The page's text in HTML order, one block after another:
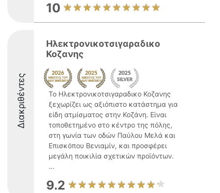
10
Διακριθέντες
Ηλεκτρονικοτσιγαραδικο
Κοζανης
Το Ηλεκτρονικοτσιγαραδικο Κοζανης
ξεχωρίζει ως αξιόπιστο κατάστημα για
είδη ατμίσματος στην Κοζάνη. Είναι
τοποθετημένο στο κέντρο της πόλης,
στη γωνία των οδών Παύλου Μελά και
Επισκόπου Βενιαμίν, και προσφέρει
μεγάλη ποικιλία σχετικών προϊόντων.
...
9.2